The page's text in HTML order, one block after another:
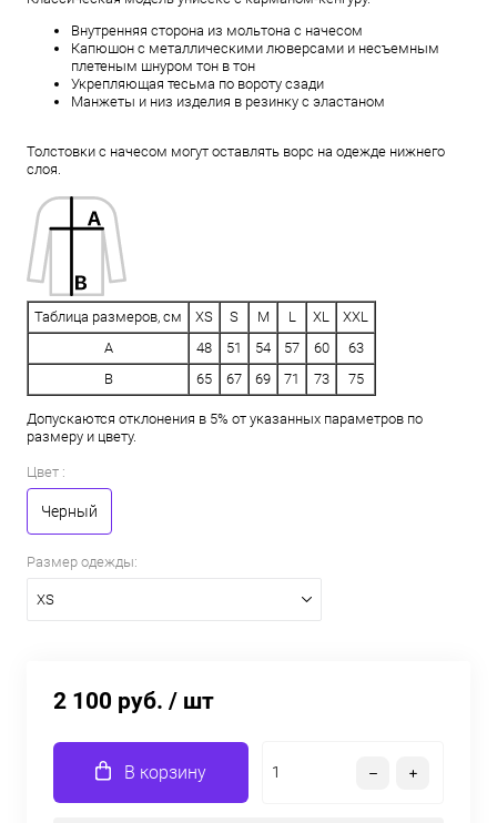
Внутренняя сторона из мольтона с начесом
Капюшон с металлическими люверсами и несъемным
плетеным шнуром тон в тон
Укрепляющая тесьма по вороту сзади
Манжеты и низ изделия в резинку с эластаном
Толстовки с начесом могут оставлять ворс на одежде нижнего
слоя.
Таблица размеров, см XS S M L XL
XXL
A
48 51 54 57 60
63
B
65 67 69 71 73 75
Допускаются отклонения в 5% от указанных параметров по
размеру и цвету.
Цвет :
Черный
Размер одежды:
XS
2 100 руб. / шт
В корзину